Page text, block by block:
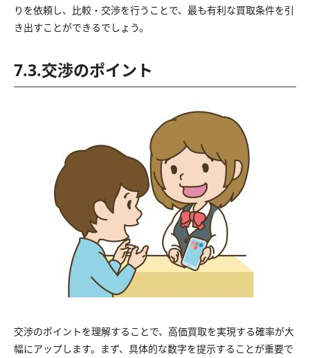
りを依頼し、比較・交渉を行うことで、最も有利な買取条件を引
き出すことができるでしょう。
7.3.交渉のポイント
交渉のポイントを理解することで、高価買取を実現する確率が大
幅にアップします。まず、具体的な数字を提示することが重要で